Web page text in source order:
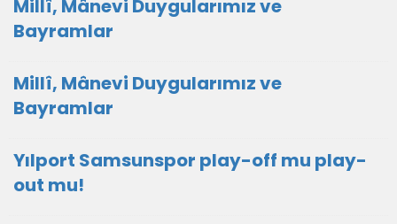
Millî, Mânevi Duygularımız ve
Bayramlar
Millî, Mânevi Duygularımız ve
Bayramlar
Yılport Samsunspor play-off mu play-
out mu!